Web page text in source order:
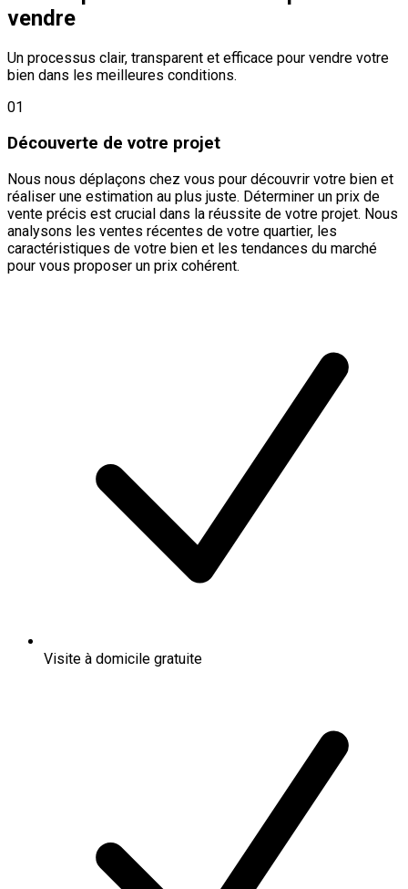
vendre
Un processus clair, transparent et efficace pour vendre votre
bien dans les meilleures conditions.
01
Découverte de votre projet
Nous nous déplaçons chez vous pour découvrir votre bien et
réaliser une estimation au plus juste. Déterminer un prix de
vente précis est crucial dans la réussite de votre projet. Nous
analysons les ventes récentes de votre quartier, les
caractéristiques de votre bien et les tendances du marché
pour vous proposer un prix cohérent.
Visite à domicile gratuite